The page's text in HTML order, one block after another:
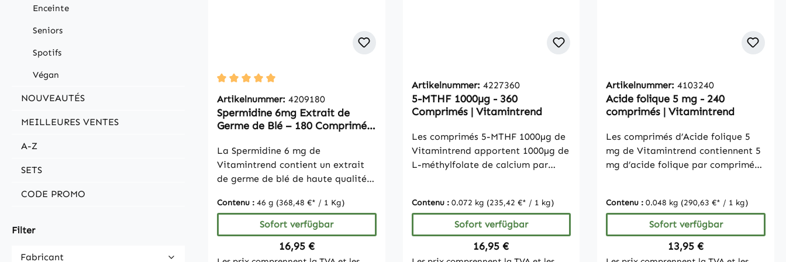
Enceinte
Seniors
Spotifs
Végan
NOUVEAUTÉS
MEILLEURES VENTES
A-Z
SETS
CODE PROMO
Filter
Fabricant
Durchschnittliche Bewertung von 5 von 5 Sternen
Artikelnummer: 4209180
Spermidine 6mg Extrait de
Germe de Blé – 180 Comprimés
La Spermidine 6 mg de
Vitamintrend contient un extrait
de germe de blé de haute qualité,
trihydrochloride. Chaque comprimé
apporte 6 mg de spermidine et est
idéal pour compléter de manière
ciblée l'alimentation quotidienne.
Contenu : 46 g (368,48 €* / 1 Kg)
Sofort verfügbar
Regulärer Preis:
16,95 €
Artikelnummer: 4227360
5-MTHF 1000µg - 360
Comprimés | Vitamintrend
Les comprimés 5-MTHF 1000µg de
Vitamintrend apportent 1000µg de
L-méthylfolate de calcium par
de l'acide folique et permet un
apport quotidien supérieur à 100%
des Valeurs Nutritionnelles de
Référence. Les comprimés sont
Contenu : 0.072 kg (235,42 €* / 1 kg)
Sofort verfügbar
Regulärer Preis:
16,95 €
Artikelnummer:4103240
Acide folique 5 mg - 240
comprimés | Vitamintrend
Les comprimés d’Acide folique 5
mg de Vitamintrend contiennent 5
mg d’acide folique par comprimé
supplémentation quotidienne.
L’acide folique est une vitamine
essentielle qui doit être apportée
régulièrement par l’alimentation.
Contenu :0.048 kg (290,63 €* / 1 kg)
Sofort verfügbar
Regulärer Preis:
13,95 €